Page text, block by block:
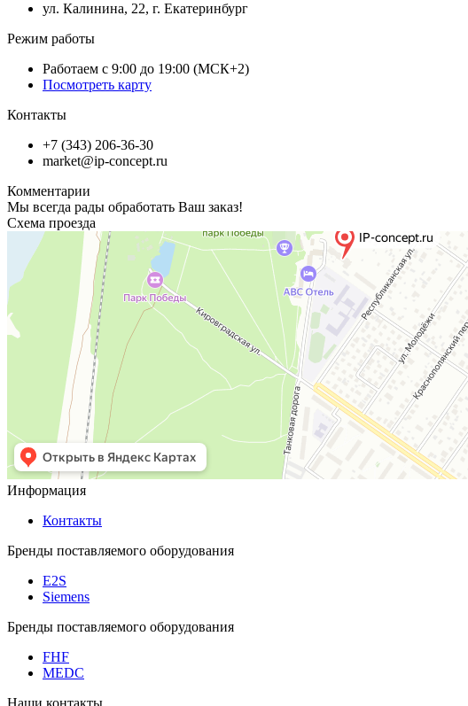
ул. Калинина, 22, г. Екатеринбург
Режим работы
Работаем с 9:00 до 19:00 (МСК+2)
Посмотреть карту
Контакты
+7 (343) 206-36-30
market@ip-concept.ru
Комментарии
Мы всегда рады обработать Ваш заказ!
Схема проезда
Информация
Контакты
Бренды поставляемого оборудования
E2S
Siemens
Бренды поставляемого оборудования
FHF
MEDC
Наши контакты